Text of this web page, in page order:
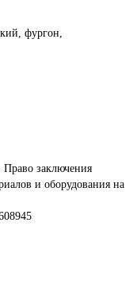
фургон,
Право заключения
и оборудования на